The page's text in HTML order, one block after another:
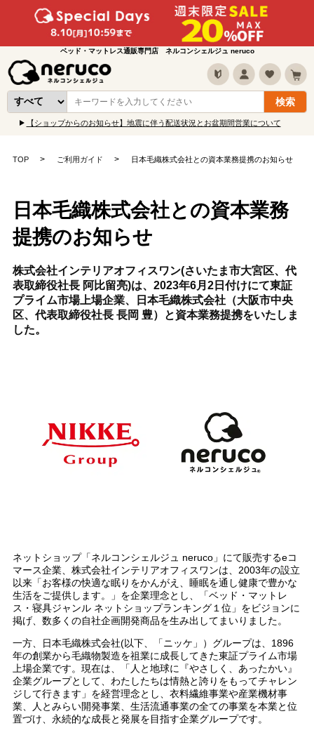
ベッド・マットレス通販専門店 ネルコンシェルジュ neruco
【ショップからのお知らせ】地震に伴う配送状況とお盆期間営業について
TOP ご利用ガイド 日本毛織株式会社との資本業務提携のお知らせ
日本毛織株式会社との資本業務
提携のお知らせ
株式会社インテリアオフィスワン(さいたま市大宮区、代
表取締役社長 阿比留亮)は、2023年6月2日付けにて東証
プライム市場上場企業、日本毛織株式会社（大阪市中央
区、代表取締役社長 長岡 豊）と資本業務提携をいたしま
した。
ネットショップ「ネルコンシェルジュ neruco」にて販売するeコ
マース企業、株式会社インテリアオフィスワンは、2003年の設立
以来「お客様の快適な眠りをかんがえ、睡眠を通し健康で豊かな
生活をご提供します。」を企業理念とし、「ベッド・マットレ
ス・寝具ジャンル ネットショップランキング１位」をビジョンに
掲げ、数多くの自社企画開発商品を生み出してまいりました。
一方、日本毛織株式会社(以下、「ニッケ」）グループは、1896
年の創業から毛織物製造を祖業に成長してきた東証プライム市場
上場企業です。現在は、「人と地球に『やさしく、あったかい』
企業グループとして、わたしたちは情熱と誇りをもってチャレン
ジして行きます」を経営理念とし、衣料繊維事業や産業機材事
業、人とみらい開発事業、生活流通事業の全ての事業を本業と位
置づけ、永続的な成長と発展を目指す企業グループです。